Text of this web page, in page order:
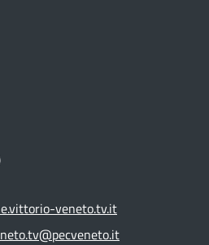
veneto.tv.it